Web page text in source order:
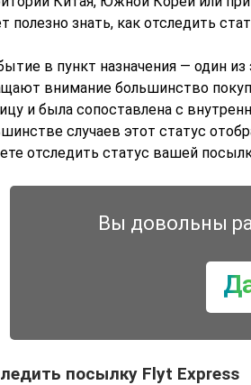
полезно знать, как отследить
в пункт назначения — один
внимание большинство
и была сопоставлена с
случаев этот статус
отследить статус вашей
Вы довольны
посылку Flyt Express